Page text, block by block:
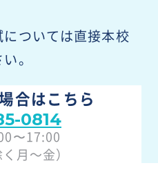
ついては直接本校
。
合はこちら
0814
〜17:00
月～金）